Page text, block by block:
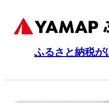
ふるさと納税が